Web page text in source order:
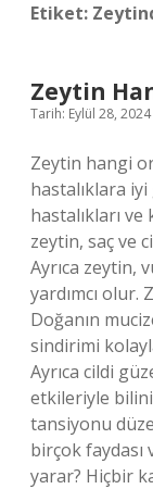
Etiket:
Zeytin
Tarih: Eylül 28, 2024
Zeytin hangi
hastalıklara
hastalıkları
zeytin, saç ve
Ayrıca zeytin,
yardımcı olur.
Doğanın
sindirimi
Ayrıca cildi
etkileriyle
tansiyonu
birçok faydası
yarar? Hiçbir